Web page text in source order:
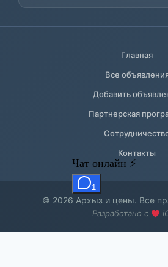
Главная
Все
Добавить
Партнерская
Контакты
© 2026 Архыз и цены. Все
Разработано с